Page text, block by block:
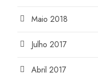
Maio 2018
Julho 2017
Abril 2017